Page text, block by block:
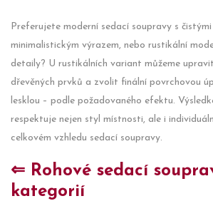
Preferujete moderní sedací soupravy s čistými
minimalistickým výrazem, nebo rustikální
detaily? U rustikálních variant můžeme
dřevěných prvků a zvolit finální povrchovou
lesklou – podle požadovaného efektu.
respektuje nejen styl místnosti, ale i
celkovém vzhledu sedací soupravy.
⇐ Rohové sedací
kategorií